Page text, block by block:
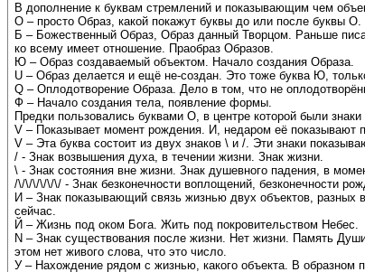
В дополнение к буквам стремлений и показывающим чем
О – просто Образ, какой покажут буквы до или после буквы О.
Б – Божественный Образ, Образ данный Творцом. Раньше
ко всему имеет отношение. Праобраз Образов.
Ю – Образ создаваемый объектом. Начало создания Образа.
U – Образ делается и ещё не-создан. Это тоже буква Ю,
Q – Оплодотворение Образа. Дело в том, что не
Ф – Начало создания тела, появление формы.
Предки пользовались буквами О, в центре которой были
V – Показывает момент рождения. И, недаром её показывают
V – Эта буква состоит из двух знаков \ и /. Эти знаки
/ - Знак возвышения духа, в течении жизни. Знак жизни.
\ - Знак состояния вне жизни. Знак душевного падения, в
/\/\/\/\/\/\/ - Знак безконечности воплощений, безконечности
И – Знак показывающий связь жизнью двух объектов,
сейчас.
Й – Жизнь под оком Бога. Жить под покровительством Небес.
N – Знак существования после жизни. Нет жизни. Память
этом нет живого слова, что это число.
У – Нахождение рядом с жизнью, какого объекта. В образном